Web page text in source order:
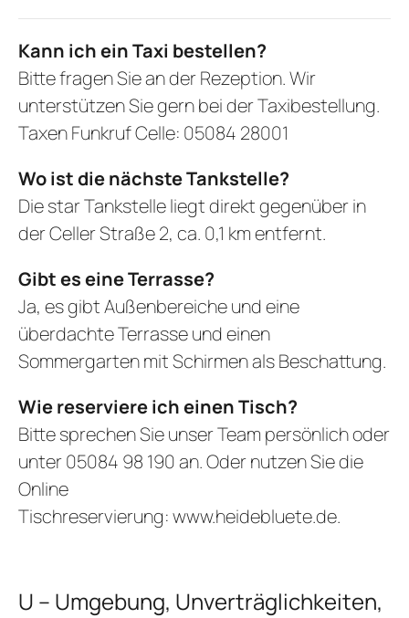
Kann ich ein Taxi bestellen?
Bitte fragen Sie an der Rezeption. Wir
unterstützen Sie gern bei der Taxibestellung.
Taxen Funkruf Celle: 05084 28001
Wo ist die nächste Tankstelle?
Die star Tankstelle liegt direkt gegenüber in
der Celler Straße 2, ca. 0,1 km entfernt.
Gibt es eine Terrasse?
Ja, es gibt Außenbereiche und eine
überdachte Terrasse und einen
Sommergarten mit Schirmen als Beschattung.
Wie reserviere ich einen Tisch?
Bitte sprechen Sie unser Team persönlich oder
unter 05084 98 190 an. Oder nutzen Sie die
Online
Tischreservierung:www.heidebluete.de.
U – Umgebung, Unverträglichkeiten,